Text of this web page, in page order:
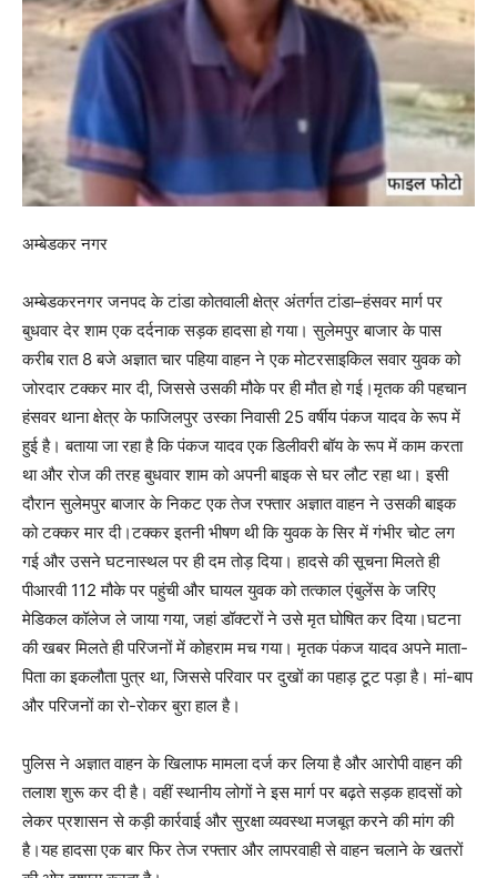
अम्बेडकर नगर
अम्बेडकरनगर जनपद के टांडा कोतवाली क्षेत्र अंतर्गत टांडा–हंसवर मार्ग पर
बुधवार देर शाम एक दर्दनाक सड़क हादसा हो गया। सुलेमपुर बाजार के पास
करीब रात 8 बजे अज्ञात चार पहिया वाहन ने एक मोटरसाइकिल सवार युवक को
जोरदार टक्कर मार दी, जिससे उसकी मौके पर ही मौत हो गई।मृतक की पहचान
हंसवर थाना क्षेत्र के फाजिलपुर उस्का निवासी 25 वर्षीय पंकज यादव के रूप में
हुई है। बताया जा रहा है कि पंकज यादव एक डिलीवरी बॉय के रूप में काम करता
था और रोज की तरह बुधवार शाम को अपनी बाइक से घर लौट रहा था। इसी
दौरान सुलेमपुर बाजार के निकट एक तेज रफ्तार अज्ञात वाहन ने उसकी बाइक
को टक्कर मार दी।टक्कर इतनी भीषण थी कि युवक के सिर में गंभीर चोट लग
गई और उसने घटनास्थल पर ही दम तोड़ दिया। हादसे की सूचना मिलते ही
पीआरवी 112 मौके पर पहुंची और घायल युवक को तत्काल एंबुलेंस के जरिए
मेडिकल कॉलेज ले जाया गया, जहां डॉक्टरों ने उसे मृत घोषित कर दिया।घटना
की खबर मिलते ही परिजनों में कोहराम मच गया। मृतक पंकज यादव अपने माता-
पिता का इकलौता पुत्र था, जिससे परिवार पर दुखों का पहाड़ टूट पड़ा है। मां-बाप
और परिजनों का रो-रोकर बुरा हाल है।
पुलिस ने अज्ञात वाहन के खिलाफ मामला दर्ज कर लिया है और आरोपी वाहन की
तलाश शुरू कर दी है। वहीं स्थानीय लोगों ने इस मार्ग पर बढ़ते सड़क हादसों को
लेकर प्रशासन से कड़ी कार्रवाई और सुरक्षा व्यवस्था मजबूत करने की मांग की
है।यह हादसा एक बार फिर तेज रफ्तार और लापरवाही से वाहन चलाने के खतरों